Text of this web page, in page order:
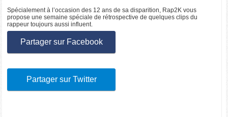
Spécialement à l’occasion des 12 ans de sa disparition, Rap2K vous
propose une semaine spéciale de rétrospective de quelques clips du
rappeur toujours aussi influent.
Partager sur Facebook
Partager sur Twitter